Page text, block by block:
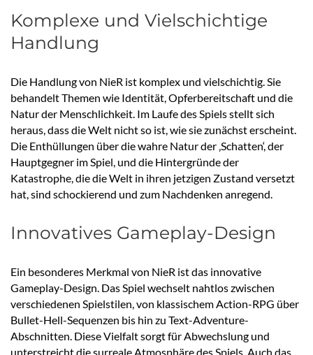
Komplexe und Vielschichtige
Handlung
Die Handlung von NieR ist komplex und vielschichtig. Sie
behandelt Themen wie Identität, Opferbereitschaft und die
Natur der Menschlichkeit. Im Laufe des Spiels stellt sich
heraus, dass die Welt nicht so ist, wie sie zunächst erscheint.
Die Enthüllungen über die wahre Natur der ‚Schatten‘, der
Hauptgegner im Spiel, und die Hintergründe der
Katastrophe, die die Welt in ihren jetzigen Zustand versetzt
hat, sind schockierend und zum Nachdenken anregend.
Innovatives Gameplay-Design
Ein besonderes Merkmal von NieR ist das innovative
Gameplay-Design. Das Spiel wechselt nahtlos zwischen
verschiedenen Spielstilen, von klassischem Action-RPG über
Bullet-Hell-Sequenzen bis hin zu Text-Adventure-
Abschnitten. Diese Vielfalt sorgt für Abwechslung und
unterstreicht die surreale Atmosphäre des Spiels. Auch das